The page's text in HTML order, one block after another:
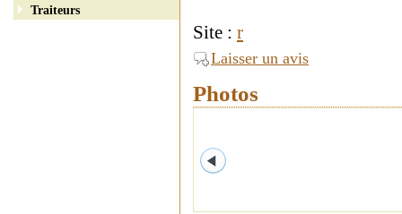
Site : r
Laisser un avis
Photos
Traiteurs